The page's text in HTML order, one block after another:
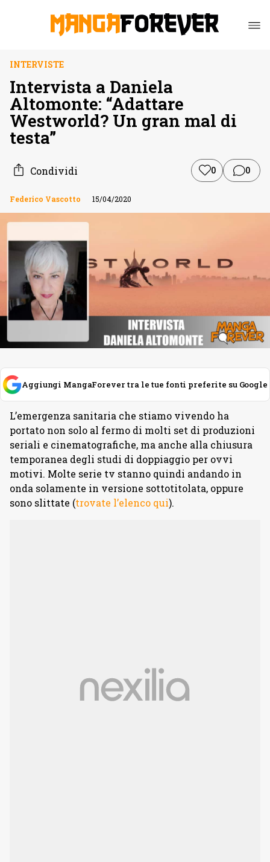
INTERVISTE
Intervista a Daniela
Altomonte: “Adattare
Westworld? Un gran mal di
testa”
Condividi 0 0
Federico Vascotto 15/04/2020
Aggiungi MangaForever tra le tue fonti preferite su Google
L’emergenza sanitaria che stiamo vivendo ha
portato non solo al fermo di molti set di produzioni
seriali e cinematografiche, ma anche alla chiusura
temporanea degli studi di doppiaggio per ovvi
motivi. Molte serie tv stanno quindi andando in
onda solamente in versione sottotitolata, oppure
sono slittate (trovate l’elenco qui).